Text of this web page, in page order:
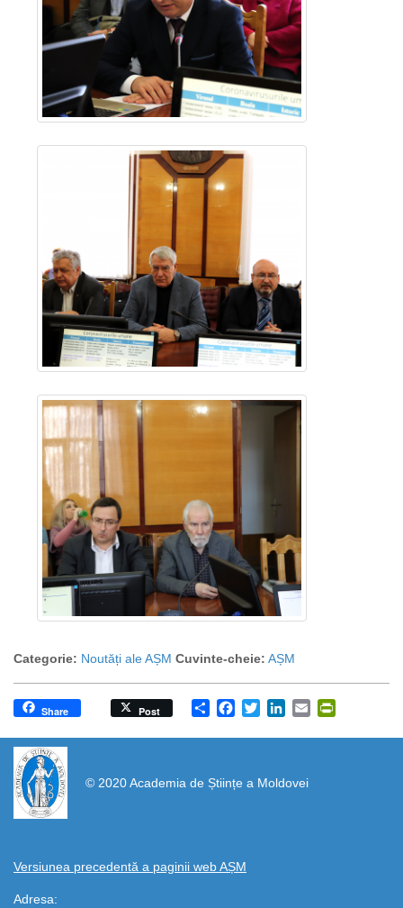
Categorie: Noutăți ale AȘM Cuvinte-cheie: AȘM
Share
Share Post Facebook
TwitterLinkedIn
Email
© 2020 Academia de Științe a Moldovei
Versiunea precedentă a paginii web AȘM
Adresa:
https://propletenie.ru/